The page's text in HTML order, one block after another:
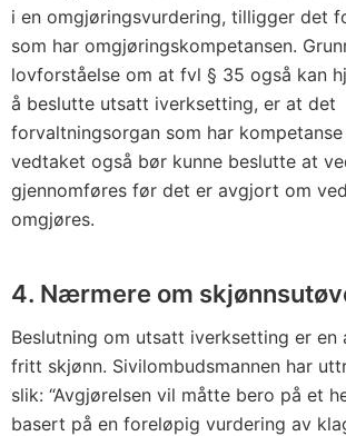
i en omgjøringsvurdering, tilligger det
som har omgjøringskompetansen.
lovforståelse om at fvl § 35 også kan
å beslutte utsatt iverksetting, er at det
forvaltningsorgan som har
vedtaket også bør kunne beslutte at
gjennomføres før det er avgjort om
omgjøres.
4. Nærmere om
Beslutning om utsatt iverksetting er en
fritt skjønn. Sivilombudsmannen har
slik: “Avgjørelsen vil måtte bero på et
basert på en foreløpig vurdering av